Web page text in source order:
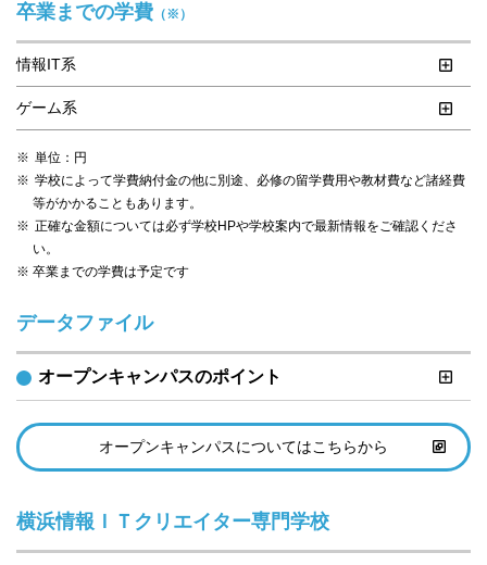
卒業までの学費 （※）
情報IT系
ゲーム系
単位：円
学校によって学費納付金の他に別途、必修の留学費用や教材費など諸経費
等がかかることもあります。
正確な金額については必ず学校HPや学校案内で最新情報をご確認くださ
い。
※ 卒業までの学費は予定です
データファイル
オープンキャンパスのポイント
オープンキャンパスについてはこちらから
横浜情報ＩＴクリエイター専門学校